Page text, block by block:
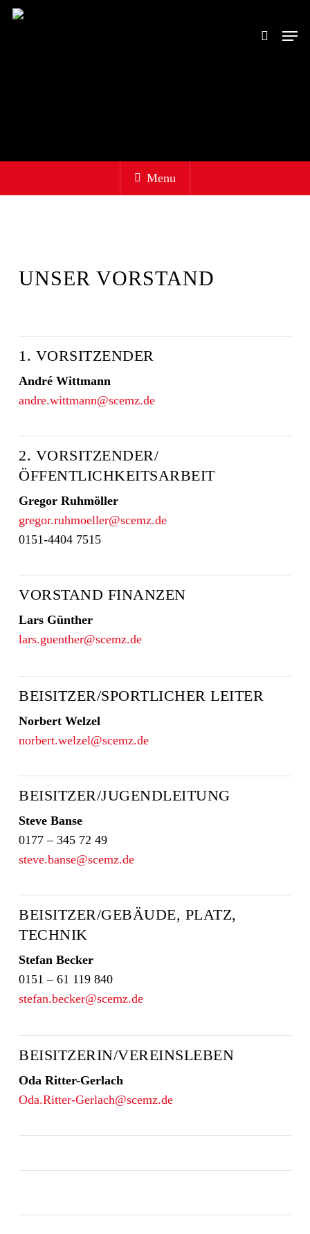
Skip
searchMenu
Menu
UNSER VORSTAND
1. VORSITZENDER
André Wittmann
andre.wittmann@scemz.de
2. VORSITZENDER/
ÖFFENTLICHKEITSARBEIT
Gregor Ruhmöller
gregor.ruhmoeller@scemz.de
0151-4404 7515
VORSTAND FINANZEN
Lars Günther
lars.guenther@scemz.de
BEISITZER/SPORTLICHER LEITER
Norbert Welzel
norbert.welzel@scemz.de
BEISITZER/JUGENDLEITUNG
Steve Banse
0177 – 345 72 49
steve.banse@scemz.de
BEISITZER/GEBÄUDE, PLATZ,
TECHNIK
Stefan Becker
0151 – 61 119 840
stefan.becker@scemz.de
BEISITZERIN/VEREINSLEBEN
Oda Ritter-Gerlach
Oda.Ritter-Gerlach@scemz.de